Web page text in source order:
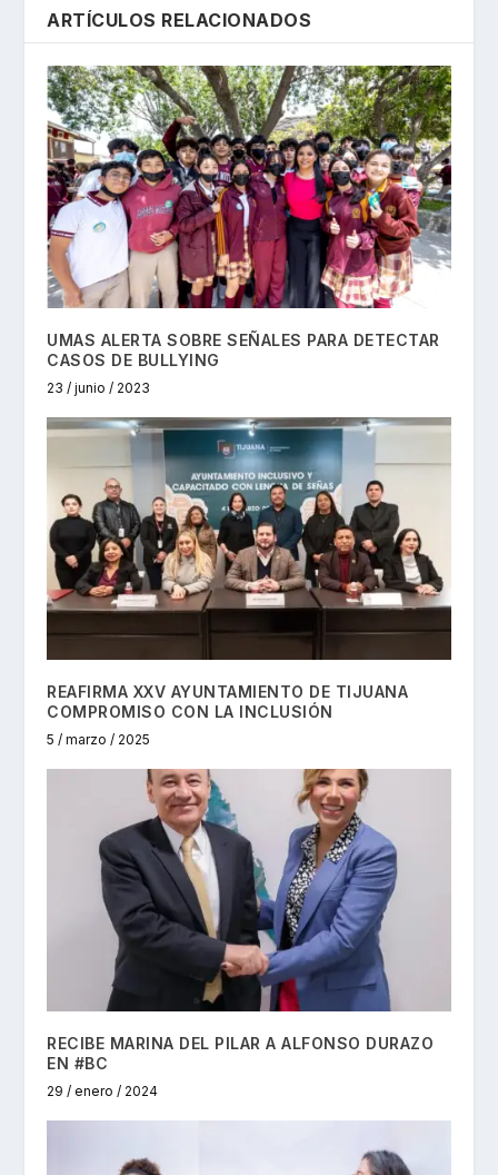
ARTÍCULOS RELACIONADOS
UMAS ALERTA SOBRE SEÑALES PARA DETECTAR
CASOS DE BULLYING
23 / junio / 2023
REAFIRMA XXV AYUNTAMIENTO DE TIJUANA
COMPROMISO CON LA INCLUSIÓN
5 / marzo / 2025
RECIBE MARINA DEL PILAR A ALFONSO DURAZO
EN #BC
29 / enero / 2024